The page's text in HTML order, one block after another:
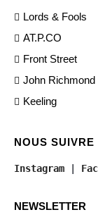
Lords & Fools
AT.P.CO
Front Street
John Richmond
Keeling
NOUS SUIVRE
Instagram |
NEWSLETTER